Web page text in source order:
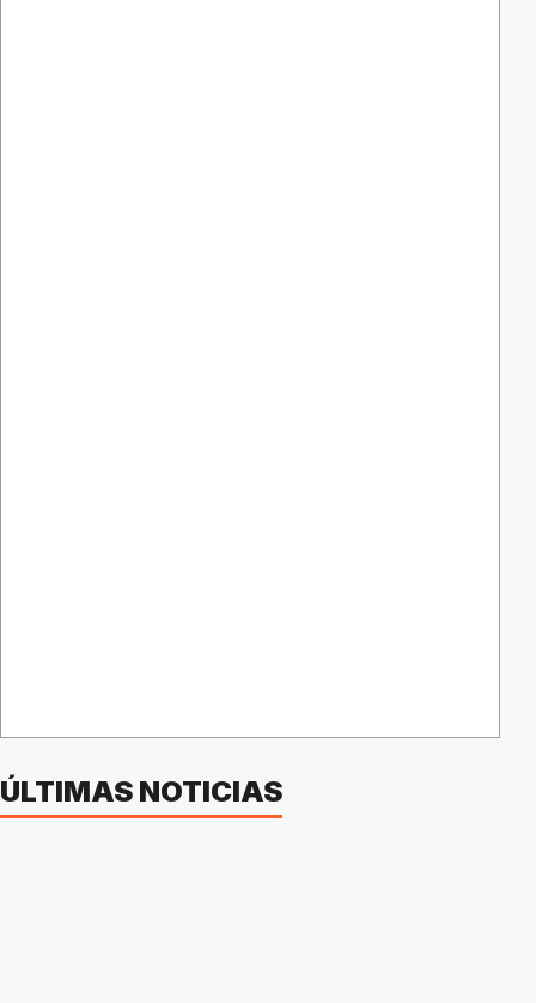
ÚLTIMAS NOTICIAS